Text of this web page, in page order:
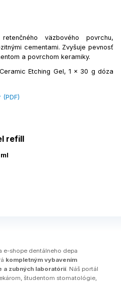
väzbového povrchu,
cementami. Zvyšuje pevnosť
a povrchom keramiky.
Etching Gel, 1 x 30 g dóza
refill
e-shope dentálneho depa
kompletným vybavením
a zubných laboratórií. Náš portál
študentom stomatológie,